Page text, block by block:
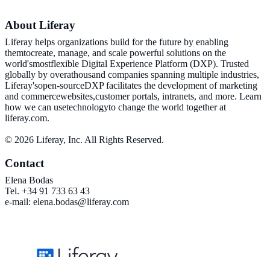
About Liferay
Liferay helps organizations build for the future by enabling
themtocreate, manage, and scale powerful solutions on the
world'smostflexible Digital Experience Platform (DXP). Trusted
globally by overathousand companies spanning multiple industries,
Liferay'sopen-sourceDXP facilitates the development of marketing
and commercewebsites,customer portals, intranets, and more. Learn
how we can usetechnologyto change the world together at
liferay.com.
© 2026 Liferay, Inc. All Rights Reserved.
Contact
Elena Bodas
Tel. +34 91 733 63 43
e-mail: elena.bodas@liferay.com